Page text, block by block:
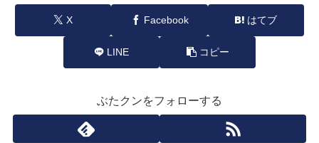
X Facebook はてブ
LINE コピー
ぶたクンをフォローする